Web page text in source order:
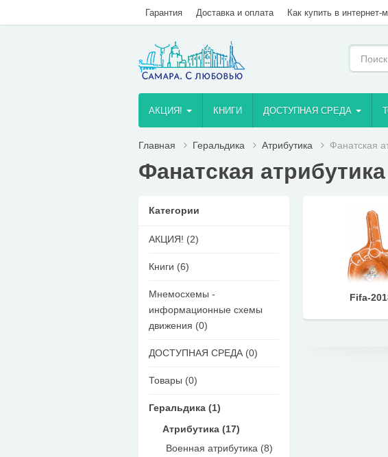
Гарантия Доставка и оплата Как купить в интернет-
AКЦИЯ! КНИГИ ДОСТУПНАЯ СРЕДА
Главная Геральдика Атрибутика Фанатская
Фанатская атрибутика
Категории
AКЦИЯ! (2)
Книги (6)
Мнемосхемы -
информационные схемы
движения (0)
ДОСТУПНАЯ СРЕДА (0)
Товары (0)
Геральдика (1)
Атрибутика (17)
Военная атрибутика (8)
Fifa-